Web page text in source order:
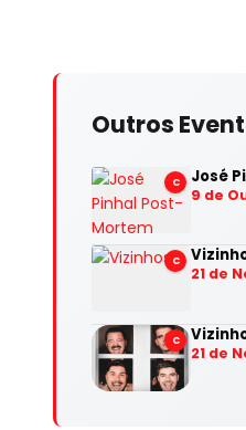
Outros
C José
9 de
C
21 de
C
21 de